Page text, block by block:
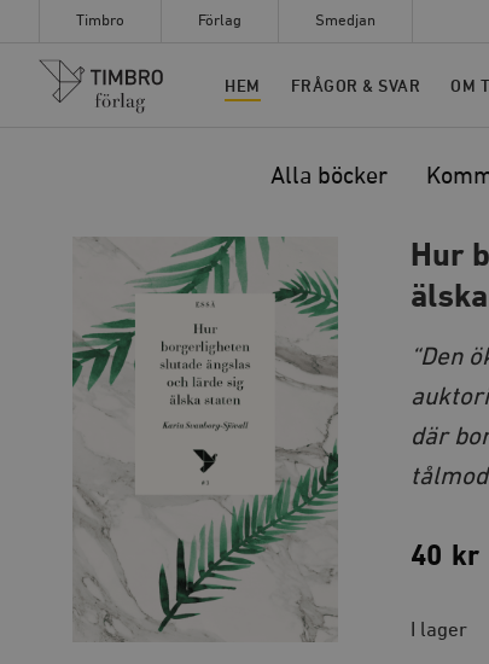
Timbro Förlag Smedjan
Timbro
HEM FRÅGOR & SVAR OM
Alla böcker
Hur
“Den
där
40 kr
I lager